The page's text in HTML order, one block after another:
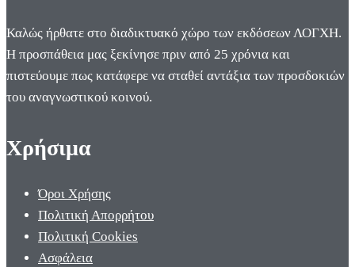
Καλώς ήρθατε στο διαδικτυακό χώρο των εκδόσεων ΛΟΓΧΗ.
Η προσπάθεια μας ξεκίνησε πριν από 25 χρόνια και
πιστεύουμε πως κατάφερε να σταθεί αντάξια των προσδοκιών
του αναγνωστικού κοινού.
Χρήσιμα
Όροι Χρήσης
Πολιτική Απορρήτου
Πολιτική Cookies
Ασφάλεια